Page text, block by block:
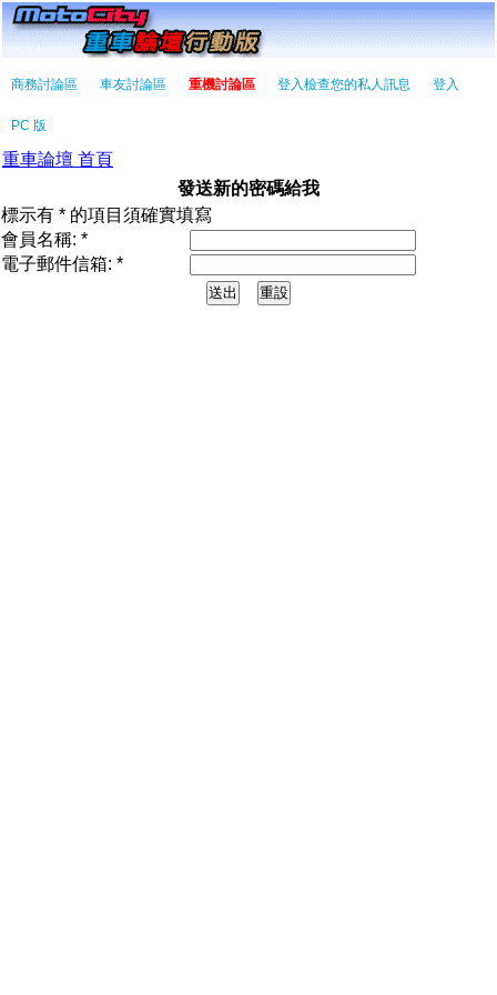
商務討論區 車友討論區 重機討論區 登入檢查您的私人訊息 登入
PC 版
重車論壇 首頁
發送新的密碼給我
標示有 * 的項目須確實填寫
會員名稱: *
電子郵件信箱: *